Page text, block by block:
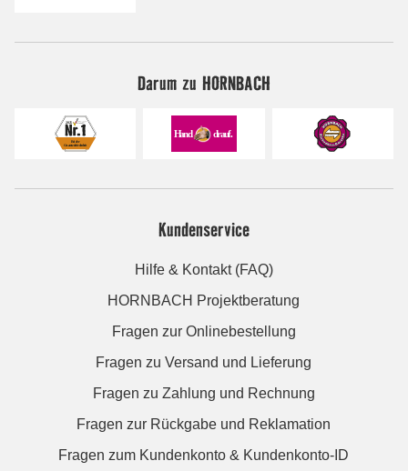
Darum zu HORNBACH
Kundenservice
Hilfe & Kontakt (FAQ)
HORNBACH Projektberatung
Fragen zur Onlinebestellung
Fragen zu Versand und Lieferung
Fragen zu Zahlung und Rechnung
Fragen zur Rückgabe und Reklamation
Fragen zum Kundenkonto & Kundenkonto-ID